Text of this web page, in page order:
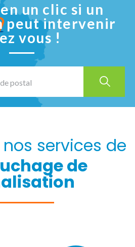
un clic si un
peut intervenir
vous !
services de
de